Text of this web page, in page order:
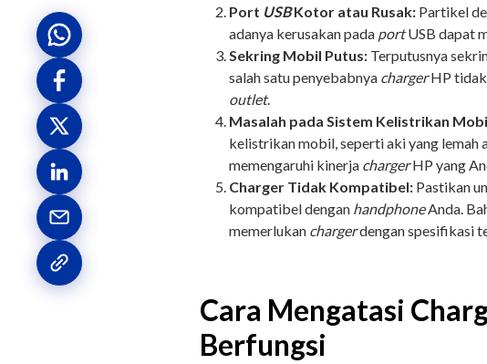
Port USBKotor atau Rusak: Partikel
adanya kerusakan pada portUSB dapat
Sekring Mobil Putus: Terputusnya
salah satu penyebabnya chargerHP tidak
outlet.
Masalah pada Sistem Kelistrikan
kelistrikan mobil, seperti aki yang lemah
memengaruhi kinerja chargerHP yang
Charger Tidak Kompatibel: Pastikan
kompatibel dengan handphoneAnda.
memerlukan chargerdengan spesifikasi
Cara Mengatasi
Berfungsi